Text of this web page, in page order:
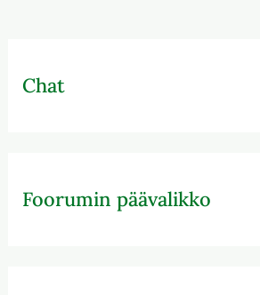
Chat
Foorumin päävalikko